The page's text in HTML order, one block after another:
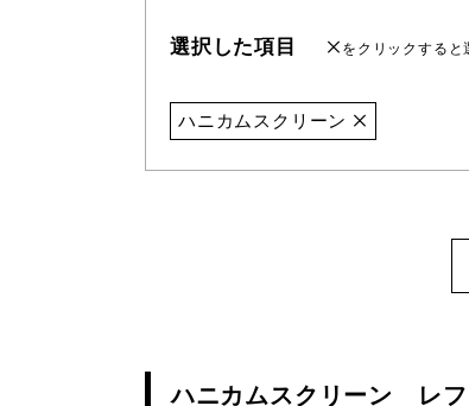
選択した項目 をクリックすると
ハニカムスクリーン
ハニカムスクリーン レフ